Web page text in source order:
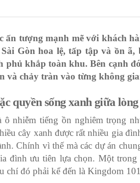
tượng mạnh mẽ với khách
Gòn hoa lệ, tấp tập và ồn ã,
phủ khắp toàn khu. Bên cạnh
và chảy tràn vào từng không
quyền sống xanh giữa
nhiễm tiếng ồn nghiêm trọng
cây xanh được rất nhiều gia
Chính vì thế mà các dự án
đình ưu tiên lựa chọn. Một
chí đó phải kể đến là Kingdom